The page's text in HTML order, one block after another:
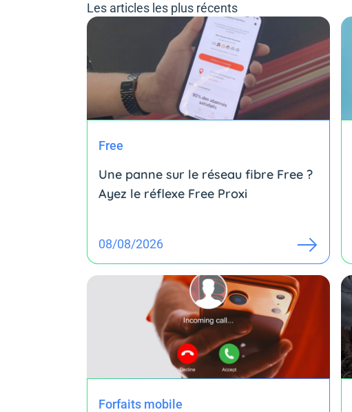
Les articles les plus récents
Free
Une panne sur le réseau fibre Free ?
Ayez le réflexe Free Proxi
08/08/2026
Forfaits mobile